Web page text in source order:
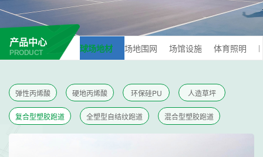
产品中心
PRODUCT 球场地材 场地围网 场馆设施 体育照明
弹性丙烯酸 硬地丙烯酸 环保硅PU 人造草坪
复合型塑胶跑道 全塑型自结纹跑道 混合型塑胶跑道